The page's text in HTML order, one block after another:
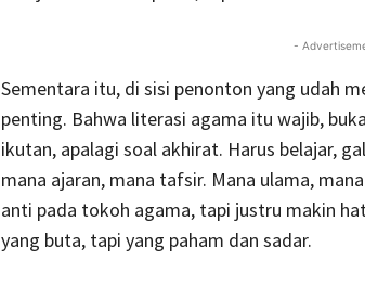
-
Sementara itu, di sisi penonton yang udah
penting. Bahwa literasi agama itu wajib,
ikutan, apalagi soal akhirat. Harus belajar,
mana ajaran, mana tafsir. Mana ulama,
anti pada tokoh agama, tapi justru makin
yang buta, tapi yang paham dan sadar.